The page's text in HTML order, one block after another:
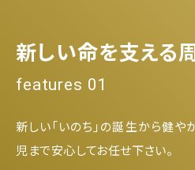
新しい命を支える
features 01
新しい「いのち」の誕生から健や
児まで安心してお任せ下さい。